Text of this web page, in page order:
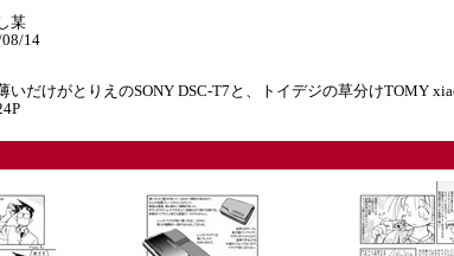
某
08/14
いだけがとりえのSONY DSC-T7と、トイデジの草分けTOMY